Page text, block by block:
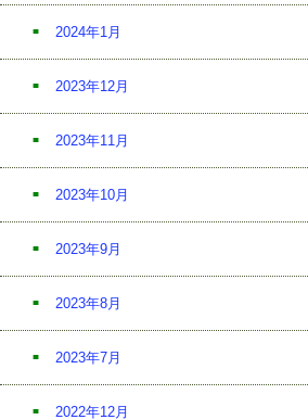
2024年1月
2023年12月
2023年11月
2023年10月
2023年9月
2023年8月
2023年7月
2022年12月